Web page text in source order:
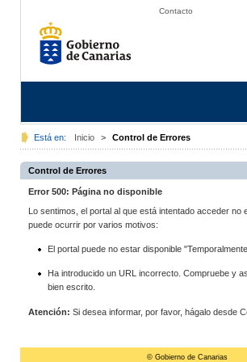
Contacto
Está en: Inicio > Control de Errores
Control de Errores
Error 500: Página no disponible
Lo sentimos, el portal al que está intentado acceder no
puede ocurrir por varios motivos:
El portal puede no estar disponible
Ha introducido un URL incorrecto. Compruebe y
bien escrito.
Atención: Si desea informar, por favor, hágalo desde
© Gobierno de Canarias